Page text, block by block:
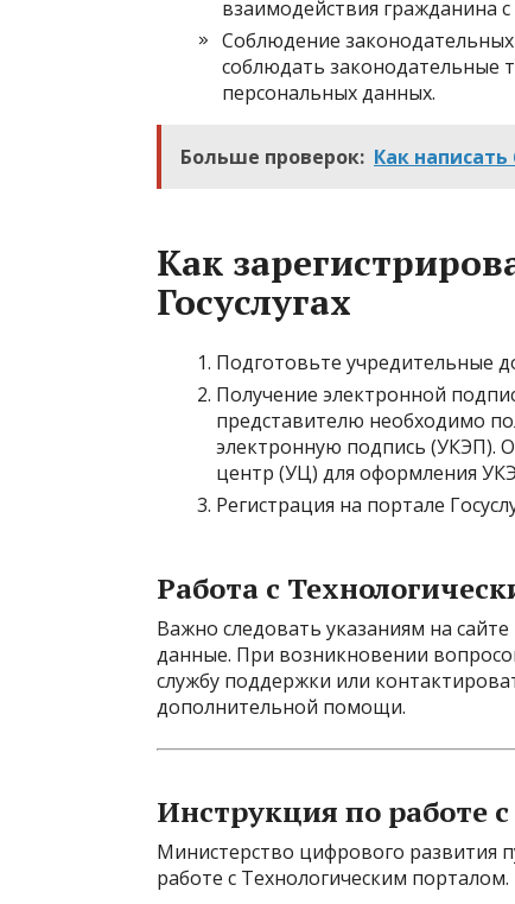
взаимодействия гражданина
Соблюдение законодательных
соблюдать законодательные
персональных данных.
Больше проверок: Как
Как
Госуслугах
Подготовьте учредительные
Получение электронной
представителю необходимо
электронную подпись (УКЭП).
центр (УЦ) для оформления
Регистрация на портале
Работа с
Важно следовать указаниям на
данные. При возникновении
службу поддержки или
дополнительной помощи.
Инструкция по работе
Министерство цифрового развития
работе с Технологическим порталом.